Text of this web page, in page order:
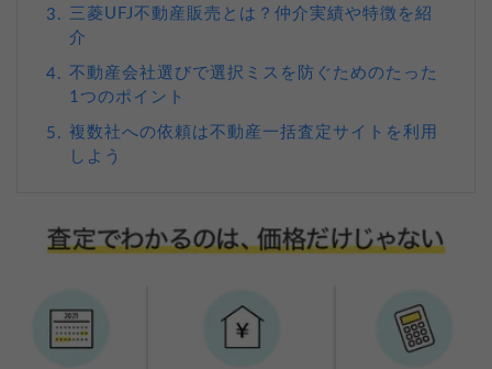
3. 三菱UFJ不動産販売とは？仲介実績や特徴を紹
介
4. 不動産会社選びで選択ミスを防ぐためのたった
1つのポイント
5. 複数社への依頼は不動産一括査定サイトを利用
しよう